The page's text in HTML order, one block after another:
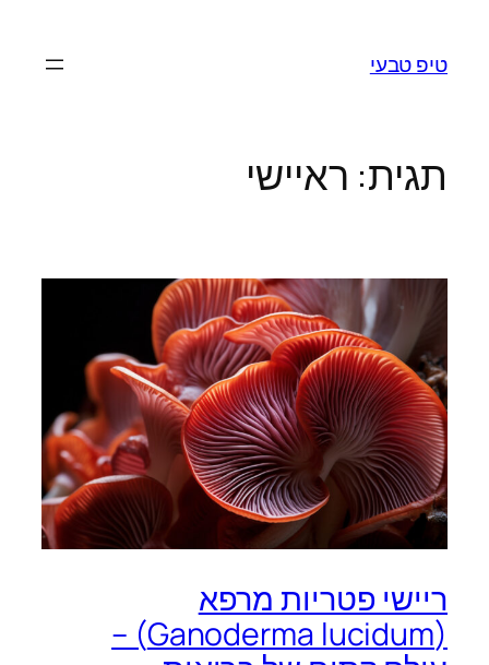
טיפ טבעי
תגית: ראיישי
ריישי פטריות מרפא
(Ganoderma lucidum) –